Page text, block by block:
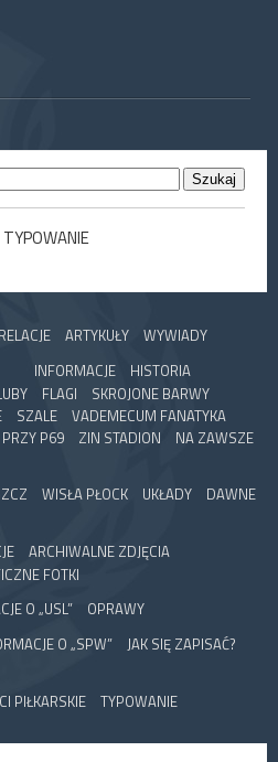
TYPOWANIE
RELACJE ARTYKUŁY WYWIADY
INFORMACJE
HISTORIA
FLAGI
SKROJONE BARWY
SZALE
VADEMECUM FANATYKA
P69
ZIN STADION
NA ZAWSZE
WISŁA PŁOCK UKŁADY
DAWNE
ARCHIWALNE ZDJĘCIA
FOTKI
O „USL” OPRAWY
O „SPW”
JAK SIĘ ZAPISAĆ?
PIŁKARSKIE TYPOWANIE